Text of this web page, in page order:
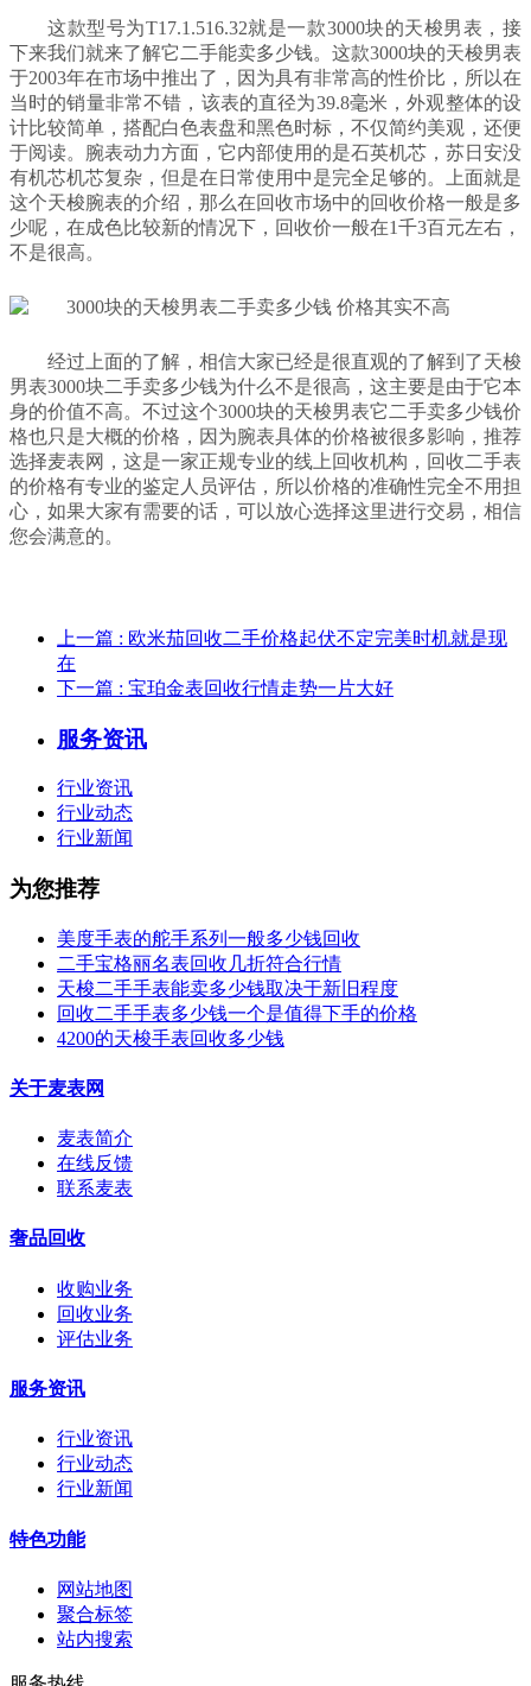
这款型号为T17.1.516.32就是一款3000块的天梭男表，接
下来我们就来了解它二手能卖多少钱。这款3000块的天梭男表
于2003年在市场中推出了，因为具有非常高的性价比，所以在
当时的销量非常不错，该表的直径为39.8毫米，外观整体的设
计比较简单，搭配白色表盘和黑色时标，不仅简约美观，还便
于阅读。腕表动力方面，它内部使用的是石英机芯，苏日安没
有机芯机芯复杂，但是在日常使用中是完全足够的。上面就是
这个天梭腕表的介绍，那么在回收市场中的回收价格一般是多
少呢，在成色比较新的情况下，回收价一般在1千3百元左右，
不是很高。
经过上面的了解，相信大家已经是很直观的了解到了天梭
男表3000块二手卖多少钱为什么不是很高，这主要是由于它本
身的价值不高。不过这个3000块的天梭男表它二手卖多少钱价
格也只是大概的价格，因为腕表具体的价格被很多影响，推荐
选择麦表网，这是一家正规专业的线上回收机构，回收二手表
的价格有专业的鉴定人员评估，所以价格的准确性完全不用担
心，如果大家有需要的话，可以放心选择这里进行交易，相信
您会满意的。
上一篇 : 欧米茄回收二手价格起伏不定完美时机就是现
在
下一篇 : 宝珀金表回收行情走势一片大好
服务资讯
行业资讯
行业动态
行业新闻
为您推荐
美度手表的舵手系列一般多少钱回收
二手宝格丽名表回收几折符合行情
天梭二手手表能卖多少钱取决于新旧程度
回收二手手表多少钱一个是值得下手的价格
4200的天梭手表回收多少钱
关于麦表网
麦表简介
在线反馈
联系麦表
奢品回收
收购业务
回收业务
评估业务
服务资讯
行业资讯
行业动态
行业新闻
特色功能
网站地图
聚合标签
站内搜索